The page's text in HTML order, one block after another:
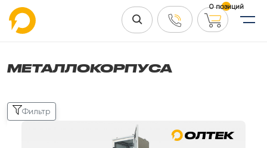
0 позиций
МЕТАЛЛОКОРПУСА
Фильтр